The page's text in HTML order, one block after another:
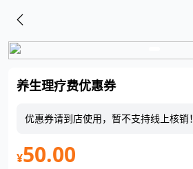
养生理疗费优惠券
优惠券请到店使用，暂不支持线上核销！
¥50.00